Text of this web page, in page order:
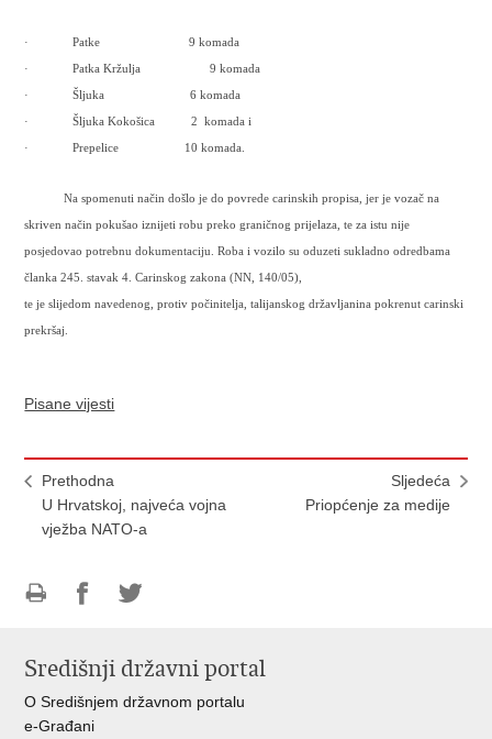
· Patke 9 komada
· Patka Kržulja 9 komada
· Šljuka 6 komada
· Šljuka Kokošica 2 komada i
· Prepelice 10 komada.
Na spomenuti način došlo je do povrede carinskih propisa, jer je vozač na
skriven način pokušao iznijeti robu preko graničnog prijelaza, te za istu nije
posjedovao potrebnu dokumentaciju. Roba i vozilo su oduzeti sukladno odredbama
članka 245. stavak 4. Carinskog zakona (NN, 140/05),
te je slijedom navedenog, protiv počinitelja, talijanskog državljanina pokrenut carinski
prekršaj.
Pisane vijesti
Prethodna
U Hrvatskoj, najveća vojna
vježba NATO-a
Sljedeća
Priopćenje za medije
FacebookuTwitteru
Središnji državni portal
O Središnjem državnom portalu
e-Građani